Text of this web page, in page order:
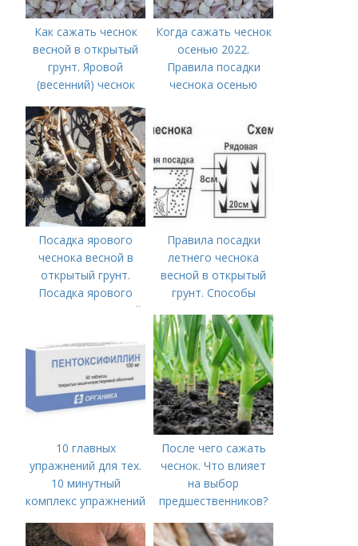
Как сажать чеснок
весной в открытый
грунт. Яровой
(весенний) чеснок
Когда сажать чеснок
осенью 2022.
Правила посадки
чеснока осенью
Посадка ярового
чеснока весной в
открытый грунт.
Посадка ярового
чеснока в открытый
Правила посадки
летнего чеснока
весной в открытый
грунт. Способы
10 главных
упражнений для тех.
10 минутный
комплекс упражнений
времени на спорт
После чего сажать
чеснок. Что влияет
на выбор
предшественников?